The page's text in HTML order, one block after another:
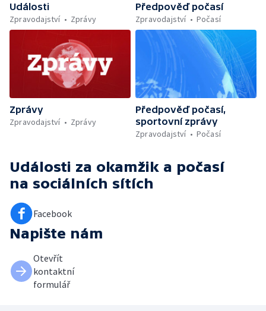
Události
Zpravodajství
Zprávy
Předpověď počasí
Zpravodajství
Počasí
Zprávy
Zpravodajství
Zprávy
Předpověď počasí,
sportovní zprávy
Zpravodajství
Počasí
Události za okamžik a počasí
na sociálních sítích
Facebook
Napište nám
Otevřít
kontaktní
formulář